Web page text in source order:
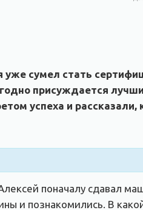
уже сумел стать
присуждается
успеха и рассказали,
поначалу сдавал
и познакомились. В